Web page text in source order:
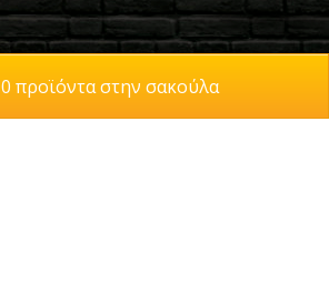
0 προϊόντα στην σακούλα